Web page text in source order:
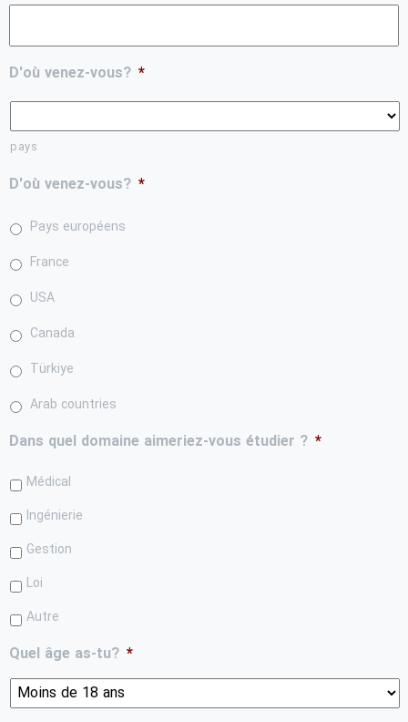
D'où venez-vous? *
pays
D'où venez-vous? *
Pays européens
France
USA
Canada
Türkiye
Arab countries
Dans quel domaine aimeriez-vous étudier ? *
Médical
Ingénierie
Gestion
Loi
Autre
Quel âge as-tu? *